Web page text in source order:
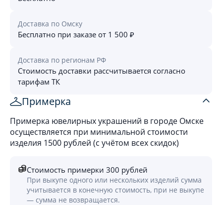
Доставка по Омску
Бесплатно при заказе от 1 500 ₽
Доставка по регионам РФ
Стоимость доставки рассчитывается согласно
тарифам ТК
Примерка
Примерка ювелирных украшений в городе Омске
осуществляется при минимальной стоимости
изделия 1500 рублей (с учётом всех скидок)
Стоимость примерки 300 рублей
При выкупе одного или нескольких изделий сумма
учитывается в конечную стоимость, при не выкупе
— сумма не возвращается.